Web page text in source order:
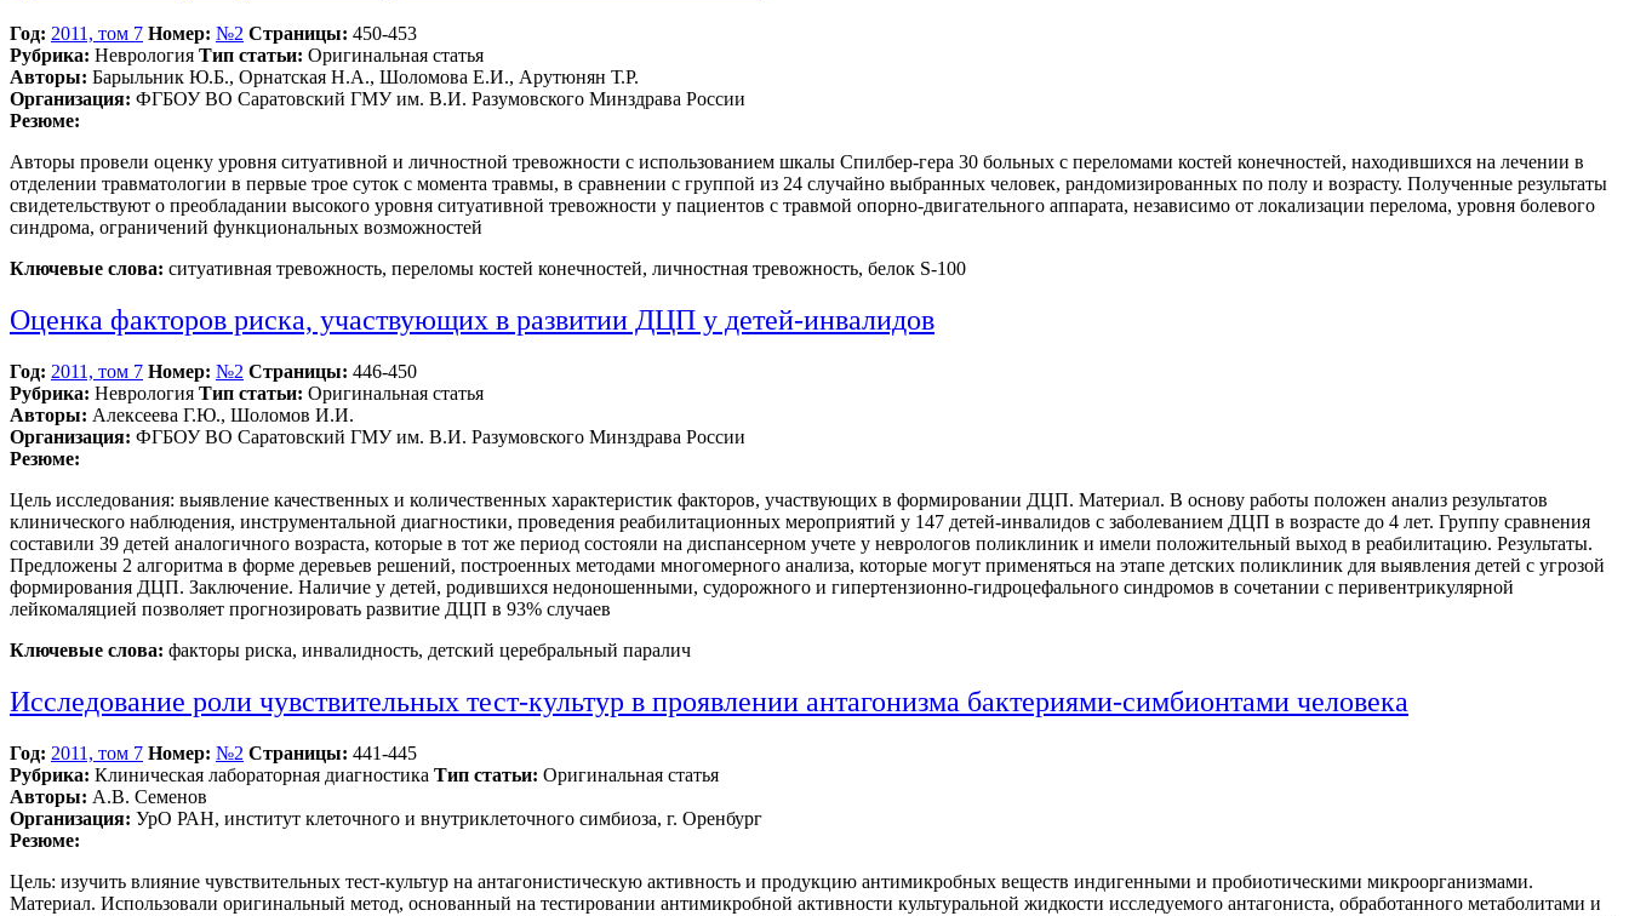
Год: 2011, том 7 Номер: №2 Страницы: 450-453
Рубрика: Неврология Тип статьи: Оригинальная статья
Авторы: Барыльник Ю.Б., Орнатская Н.А., Шоломова Е.И., Арутюнян Т.Р.
Организация: ФГБОУ ВО Саратовский ГМУ им. В.И. Разумовского Минздрава России
Резюме:
Авторы провели оценку уровня ситуативной и личностной тревожности с использованием шкалы Спилбер-гера 30 больных с переломами костей конечностей, находившихся на лечении в
отделении травматологии в первые трое суток с момента травмы, в сравнении с группой из 24 случайно выбранных человек, рандомизированных по полу и возрасту. Полученные результаты
свидетельствуют о преобладании высокого уровня ситуативной тревожности у пациентов с травмой опорно-двигательного аппарата, независимо от локализации перелома, уровня болевого
синдрома, ограничений функциональных возможностей
Ключевые слова: ситуативная тревожность, переломы костей конечностей, личностная тревожность, белок S-100
Оценка факторов риска, участвующих в развитии ДЦП у детей-инвалидов
Год: 2011, том 7 Номер: №2 Страницы: 446-450
Рубрика: Неврология Тип статьи: Оригинальная статья
Авторы: Алексеева Г.Ю., Шоломов И.И.
Организация: ФГБОУ ВО Саратовский ГМУ им. В.И. Разумовского Минздрава России
Резюме:
Цель исследования: выявление качественных и количественных характеристик факторов, участвующих в формировании ДЦП. Материал. В основу работы положен анализ результатов
клинического наблюдения, инструментальной диагностики, проведения реабилитационных мероприятий у 147 детей-инвалидов с заболеванием ДЦП в возрасте до 4 лет. Группу сравнения
составили 39 детей аналогичного возраста, которые в тот же период состояли на диспансерном учете у неврологов поликлиник и имели положительный выход в реабилитацию. Результаты.
Предложены 2 алгоритма в форме деревьев решений, построенных методами многомерного анализа, которые могут применяться на этапе детских поликлиник для выявления детей с угрозой
формирования ДЦП. Заключение. Наличие у детей, родившихся недоношенными, судорожного и гипертензионно-гидроцефального синдромов в сочетании с перивентрикулярной
лейкомаляцией позволяет прогнозировать развитие ДЦП в 93% случаев
Ключевые слова: факторы риска, инвалидность, детский церебральный паралич
Исследование роли чувствительных тест-культур в проявлении антагонизма бактериями-симбионтами человека
Год: 2011, том 7 Номер: №2 Страницы: 441-445
Рубрика: Клиническая лабораторная диагностика Тип статьи: Оригинальная статья
Авторы: А.В. Семенов
Организация: УрО РАН, институт клеточного и внутриклеточного симбиоза, г. Оренбург
Резюме:
Цель: изучить влияние чувствительных тест-культур на антагонистическую активность и продукцию антимикробных веществ индигенными и пробиотическими микроорганизмами.
Материал. Использовали оригинальный метод, основанный на тестировании антимикробной активности культуральной жидкости исследуемого антагониста, обработанного метаболитами и